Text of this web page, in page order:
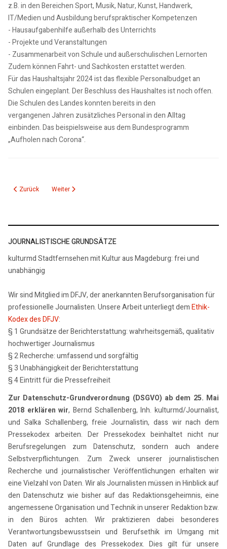
z.B. in den Bereichen Sport, Musik, Natur, Kunst, Handwerk,
IT/Medien und Ausbildung berufspraktischer Kompetenzen
- Hausaufgabenhilfe außerhalb des Unterrichts
- Projekte und Veranstaltungen
- Zusammenarbeit von Schule und außerschulischen Lernorten
Zudem können Fahrt- und Sachkosten erstattet werden.
Für das Haushaltsjahr 2024 ist das flexible Personalbudget an
Schulen eingeplant. Der Beschluss des Haushaltes ist noch offen.
Die Schulen des Landes konnten bereits in den
vergangenen Jahren zusätzliches Personal in den Alltag
einbinden. Das beispielsweise aus dem Bundesprogramm
„Aufholen nach Corona“.
Vorheriger Beitrag: Daimler Truck baut in Halberstadt sein weltweit größtes
Zurück Nächster Beitrag: Das neue Europaticket – Freie Bahn für
Weiter
JOURNALISTISCHE GRUNDSÄTZE
kulturmd Stadtfernsehen mit Kultur aus Magdeburg: frei und
unabhängig
Wir sind Mitglied im DFJV, der anerkannten Berufsorganisation für
professionelle Journalisten. Unsere Arbeit unterliegt demEthik-
Kodex des DFJV:
§ 1 Grundsätze der Berichterstattung: wahrheitsgemäß, qualitativ
hochwertiger Journalismus
§ 2 Recherche: umfassend und sorgfältig
§ 3 Unabhängigkeit der Berichterstattung
§ 4 Eintritt für die Pressefreiheit
Zur Datenschutz-Grundverordnung (DSGVO) ab dem 25. Mai
2018 erklären wir, Bernd Schallenberg, Inh. kulturmd/Journalist,
und Salka Schallenberg, freie Journalistin, dass wir nach dem
Pressekodex arbeiten. Der Pressekodex beinhaltet nicht nur
Berufsregelungen zum Datenschutz, sondern auch andere
Selbstverpflichtungen. Zum Zweck unserer journalistischen
Recherche und journalistischer Veröffentlichungen erhalten wir
eine Vielzahl von Daten. Wir als Journalisten müssen in Hinblick auf
den Datenschutz wie bisher auf das Redaktionsgeheimnis, eine
angemessene Organisation und Technik in unserer Redaktion bzw.
in den Büros achten. Wir praktizieren dabei besonderes
Verantwortungsbewusstsein und Berufsethik im Umgang mit
Daten auf Grundlage des Pressekodex. Dies gilt für unsere